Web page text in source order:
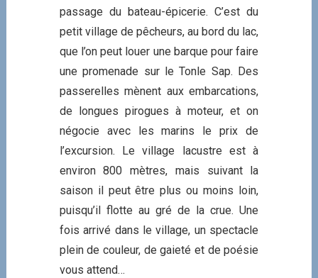
passage du bateau-épicerie. C’est du
petit village de pêcheurs, au bord du lac,
que l’on peut louer une barque pour faire
une promenade sur le Tonle Sap. Des
passerelles mènent aux embarcations,
de longues pirogues à moteur, et on
négocie avec les marins le prix de
l’excursion. Le village lacustre est à
environ 800 mètres, mais suivant la
saison il peut être plus ou moins loin,
puisqu’il flotte au gré de la crue. Une
fois arrivé dans le village, un spectacle
plein de couleur, de gaieté et de poésie
vous attend…